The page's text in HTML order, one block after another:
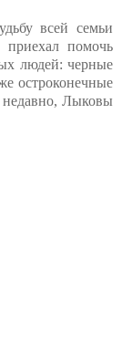
всей семьи
помочь
людей: черные
остроконечные
Лыковы